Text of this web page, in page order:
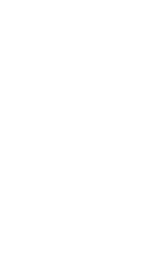
non per le
account per
importante fornire
e aggiornate
mail valido) e
l’account
notifiche
personale ed
(o, se consentito